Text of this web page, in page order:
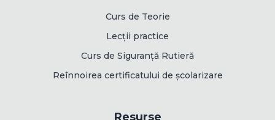
Curs de Teorie
Lecții practice
Curs de Siguranță Rutieră
Reînnoirea certificatului de școlarizare
Resurse